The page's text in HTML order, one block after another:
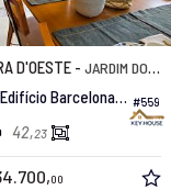
#559
D'OESTE - JARDIM DOS MANACÁS
Apartamento no Edifício Barcelona Residence
42,23
00